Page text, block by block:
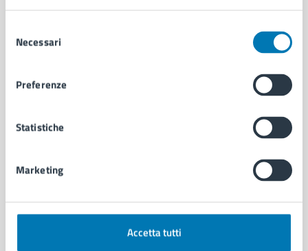
delNecessari
Preferenze
Statistiche
Marketing
Accetta tutti
Municipalità
Enti e fondazioni
Politici
Documenti e dati
Ambiente